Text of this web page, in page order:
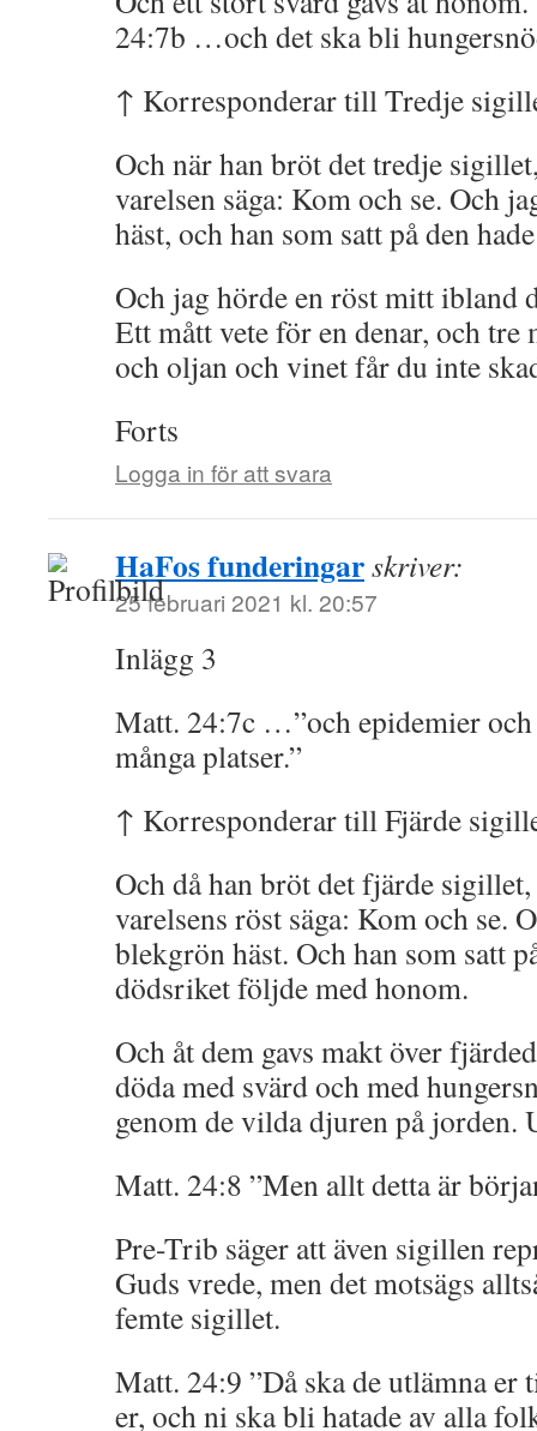
24:7b …och det ska bli
↑ Korresponderar till Tredje
Och när han bröt det tredje
varelsen säga: Kom och se. Och
häst, och han som satt på den
Och jag hörde en röst mitt ibland
Ett mått vete för en denar, och tre
och oljan och vinet får du inte
Forts
Logga in för att svara
HaFos funderingarskriver:
25 februari 2021 kl. 20:57
Inlägg 3
Matt. 24:7c …”och epidemier
många platser.”
↑ Korresponderar till Fjärde
Och då han bröt det fjärde
varelsens röst säga: Kom och se.
blekgrön häst. Och han som satt
dödsriket följde med honom.
Och åt dem gavs makt över
döda med svärd och med
genom de vilda djuren på jorden.
Matt. 24:8 ”Men allt detta är
Pre-Trib säger att även sigillen
Guds vrede, men det motsägs
femte sigillet.
Matt. 24:9 ”Då ska de utlämna er
er, och ni ska bli hatade av alla